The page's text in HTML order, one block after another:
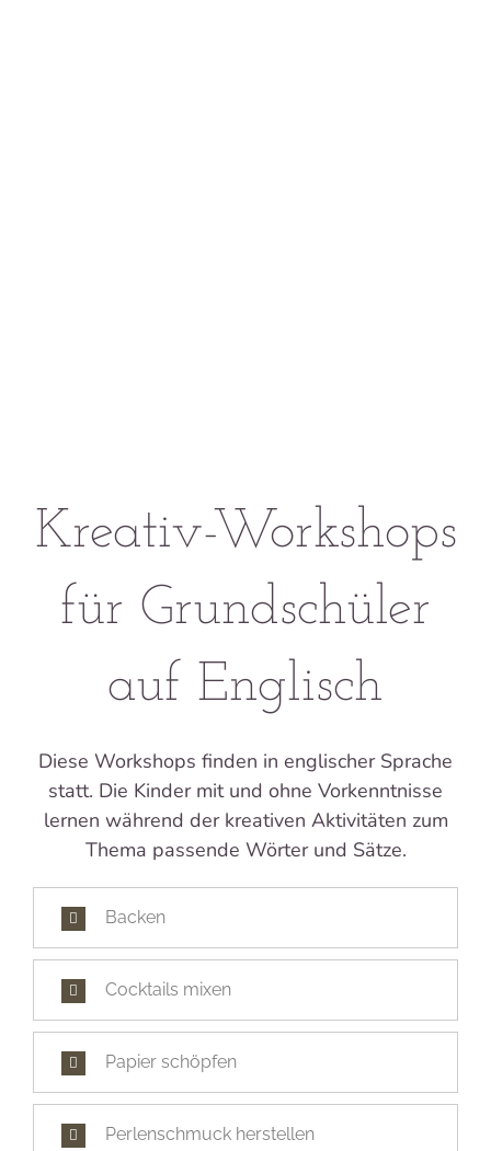
Kreativ-Workshops
für Grundschüler
auf Englisch
Diese Workshops finden in englischer Sprache
statt. Die Kinder mit und ohne Vorkenntnisse
lernen während der kreativen Aktivitäten zum
Thema passende Wörter und Sätze.
Backen
Cocktails mixen
Papier schöpfen
Perlenschmuck herstellen